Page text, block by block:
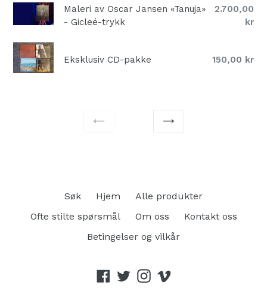
Maleri av Oscar Jansen «Tanuja»
- Gicleé-trykk
2.700,00
kr
Eksklusiv CD-pakke
Normal
150,00 kr
Søk Hjem
Alle produkter
Ofte stilte spørsmål
Om oss
Kontakt oss
Betingelser og vilkår
Facebook
TwitterInstagram
Vimeo